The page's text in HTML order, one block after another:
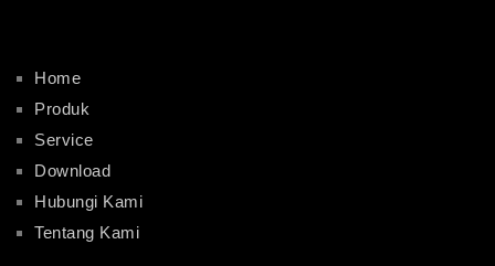
Home
Produk
Service
Download
Hubungi Kami
Tentang Kami